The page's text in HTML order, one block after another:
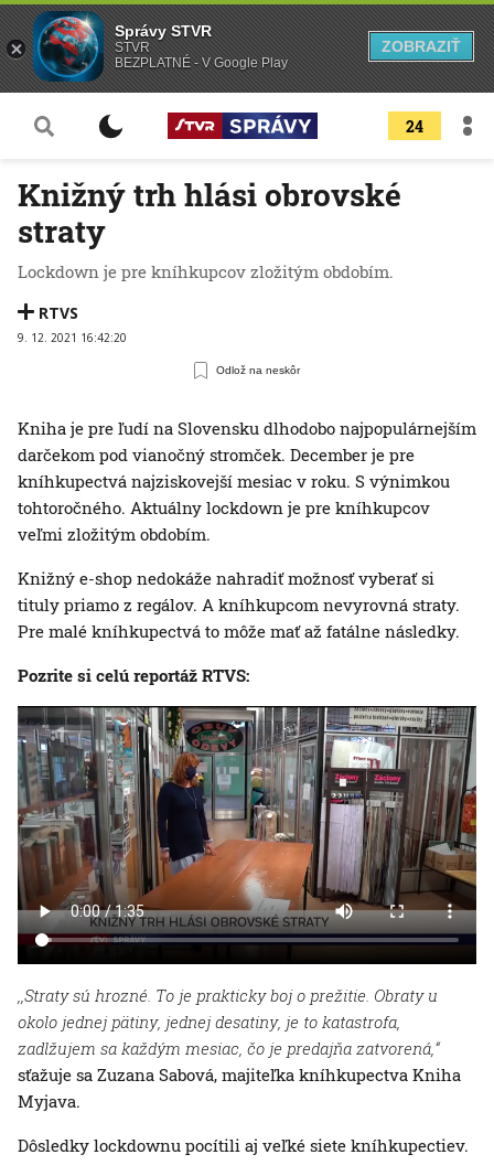
24
Knižný trh hlási obrovské
straty
Lockdown je pre kníhkupcov zložitým obdobím.
RTVS
9. 12. 2021 16:42:20
Odlož na neskôr
Kniha je pre ľudí na Slovensku dlhodobo najpopulárnejším
darčekom pod vianočný stromček. December je pre
kníhkupectvá najziskovejší mesiac v roku. S výnimkou
tohtoročného. Aktuálny lockdown je pre kníhkupcov
veľmi zložitým obdobím.
Knižný e-shop nedokáže nahradiť možnosť vyberať si
tituly priamo z regálov. A kníhkupcom nevyrovná straty.
Pre malé kníhkupectvá to môže mať až fatálne následky.
Pozrite si celú reportáž RTVS:
,,Straty sú hrozné. To je prakticky boj o prežitie. Obraty u
okolo jednej pätiny, jednej desatiny, je to katastrofa,
zadlžujem sa každým mesiac, čo je predajňa zatvorená,“
sťažuje sa Zuzana Sabová, majiteľka kníhkupectva Kniha
Myjava.
Dôsledky lockdownu pocítili aj veľké siete kníhkupectiev.
Správy STVR
STVR
BEZPLATNÉ - V Google Play
ZOBRAZIŤ